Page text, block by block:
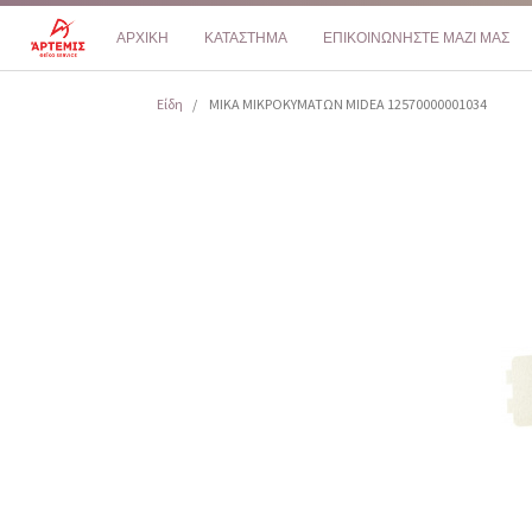
ΑΡΧΙΚΗ ΚΑΤΑΣΤΗΜΑ ΕΠΙΚΟΙΝΩΝΗΣΤΕ ΜΑΖΙ ΜΑΣ
Είδη ΜΙΚΑ ΜΙΚΡΟΚΥΜΑΤΩΝ MIDEA 12570000001034